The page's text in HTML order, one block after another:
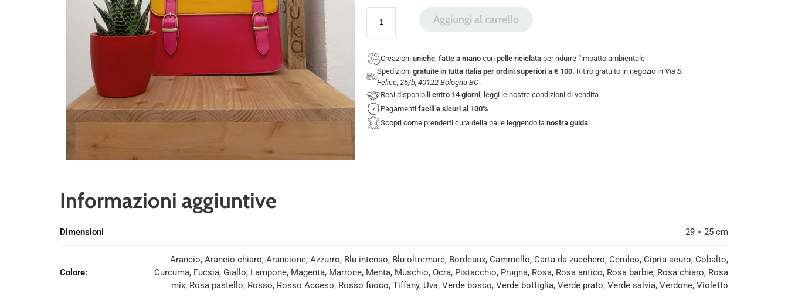
Aggiungi al carrello
Creazioni uniche, fatte a mano con pelle riciclata per ridurre l'impatto ambientale
Spedizionigratuite in tutta Italia per ordini superiori a € 100. Ritiro gratuito in negozio in Via S.
Felice, 25/b, 40122 Bologna BO.
Resi disponibili entro 14 giorni, leggi le nostre condizioni di vendita
Pagamenti facili e sicuri al 100%
Scopri come prenderti cura della palle leggendo la nostra guida.
Informazioni aggiuntive
Dimensioni 29 × 25 cm
Colore:
Arancio, Arancio chiaro, Arancione, Azzurro, Blu intenso, Blu oltremare, Bordeaux, Cammello, Carta da zucchero, Ceruleo, Cipria scuro, Cobalto,
Curcuma, Fucsia, Giallo, Lampone, Magenta, Marrone, Menta, Muschio, Ocra, Pistacchio, Prugna, Rosa, Rosa antico, Rosa barbie, Rosa chiaro, Rosa
mix, Rosa pastello, Rosso, Rosso Acceso, Rosso fuoco, Tiffany, Uva, Verde bosco, Verde bottiglia, Verde prato, Verde salvia, Verdone, Violetto